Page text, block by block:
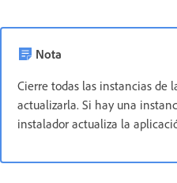
Nota
Cierre todas las instancias de
actualizarla. Si hay una
instalador actualiza la